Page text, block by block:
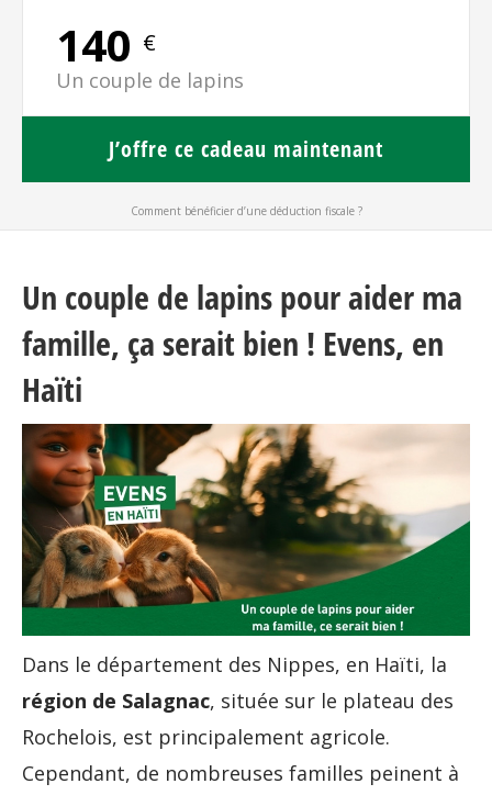
140 €
Un couple de lapins
J’offre ce cadeau maintenant
Comment bénéficier d’une déduction fiscale ?
Un couple de lapins pour aider ma
famille, ça serait bien ! Evens, en
Haïti
Dans le département des Nippes, en Haïti, la
région de Salagnac, située sur le plateau des
Rochelois, est principalement agricole.
Cependant, de nombreuses familles peinent à